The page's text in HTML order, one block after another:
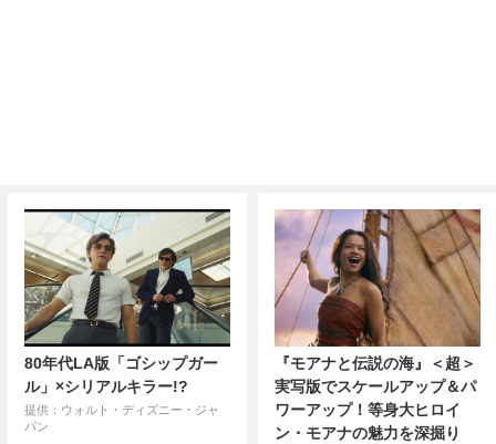
80年代LA版「ゴシップガー
ル」×シリアルキラー!?
提供：ウォルト・ディズニー・ジャ
パン
『モアナと伝説の海』＜超＞
実写版でスケールアップ＆パ
ワーアップ！等身大ヒロイ
ン・モアナの魅力を深掘り